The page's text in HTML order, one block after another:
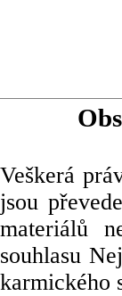
Veškerá
jsou
materiálů
souhlasu
karmického